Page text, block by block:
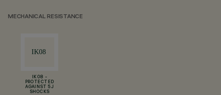
MECHANICAL RESISTANCE
IK08 -
PROTECTED
AGAINST 5 J
SHOCKS